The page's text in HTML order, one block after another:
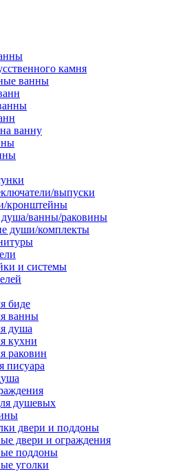
камня
ванны
ванну
выпуски
кронштейны
душа/ванны/раковины
души/комплекты
и системы
биде
ванны
душа
кухни
раковин
писуара
душевых
двери и поддоны
двери и ограждения
поддоны
уголки